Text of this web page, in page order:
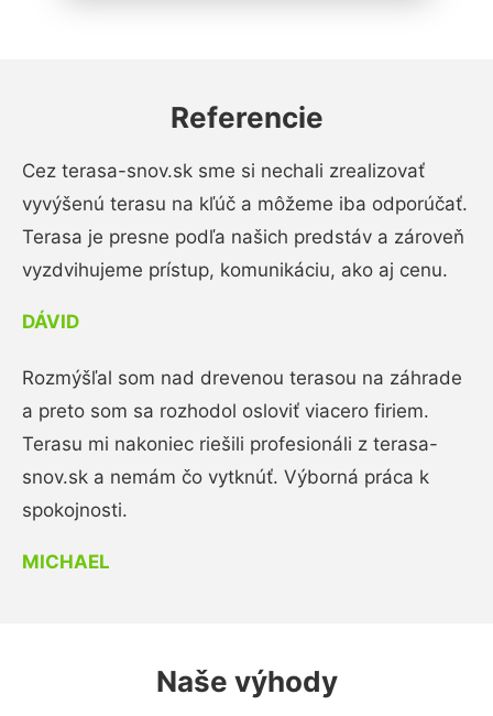
Referencie
Cez terasa-snov.sk sme si nechali zrealizovať
vyvýšenú terasu na kľúč a môžeme iba odporúčať.
Terasa je presne podľa našich predstáv a zároveň
vyzdvihujeme prístup, komunikáciu, ako aj cenu.
DÁVID
Rozmýšľal som nad drevenou terasou na záhrade
a preto som sa rozhodol osloviť viacero firiem.
Terasu mi nakoniec riešili profesionáli z terasa-
snov.sk a nemám čo vytknúť. Výborná práca k
spokojnosti.
MICHAEL
Naše výhody